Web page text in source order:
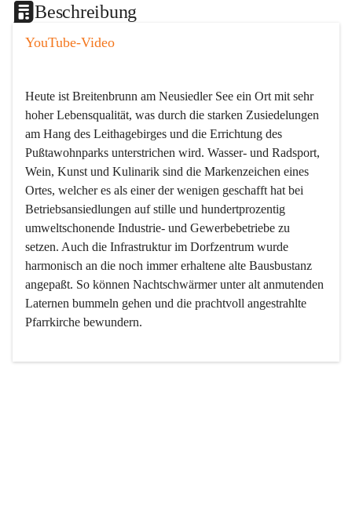
Beschreibung
YouTube-Video
Heute ist Breitenbrunn am Neusiedler See ein Ort mit sehr
hoher Lebensqualität, was durch die starken Zusiedelungen
am Hang des Leithagebirges und die Errichtung des
Pußtawohnparks unterstrichen wird. Wasser- und Radsport,
Wein, Kunst und Kulinarik sind die Markenzeichen eines
Ortes, welcher es als einer der wenigen geschafft hat bei
Betriebsansiedlungen auf stille und hundertprozentig
umweltschonende Industrie- und Gewerbebetriebe zu
setzen. Auch die Infrastruktur im Dorfzentrum wurde
harmonisch an die noch immer erhaltene alte Bausbustanz
angepaßt. So können Nachtschwärmer unter alt anmutenden
Laternen bummeln gehen und die prachtvoll angestrahlte
Pfarrkirche bewundern.
Der Weinbau dominert heute nicht mehr, ist aber integrativer